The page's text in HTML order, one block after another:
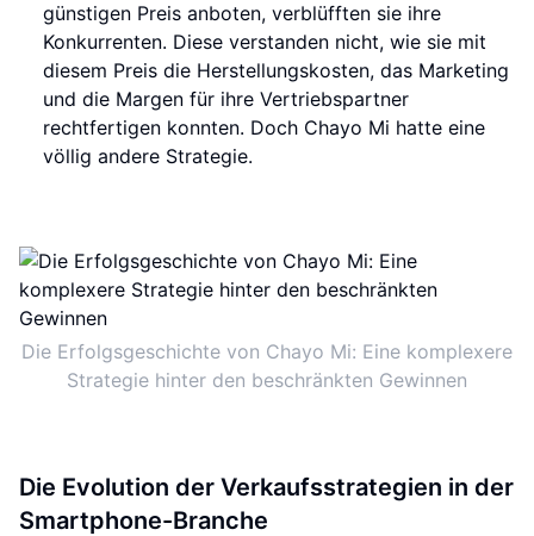
günstigen Preis anboten, verblüfften sie ihre
Konkurrenten. Diese verstanden nicht, wie sie mit
diesem Preis die Herstellungskosten, das Marketing
und die Margen für ihre Vertriebspartner
rechtfertigen konnten. Doch Chayo Mi hatte eine
völlig andere Strategie.
Die Erfolgsgeschichte von Chayo Mi: Eine komplexere
Strategie hinter den beschränkten Gewinnen
Die Evolution der Verkaufsstrategien in der
Smartphone-Branche